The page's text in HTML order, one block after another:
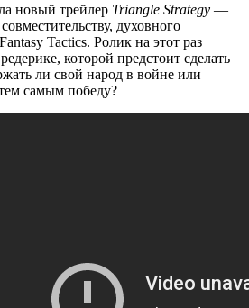
новый трейлер Triangle Strategy —
духовного
Tactics. Ролик на этот раз
которой предстоит сделать
ли свой народ в войне или
самым победу?